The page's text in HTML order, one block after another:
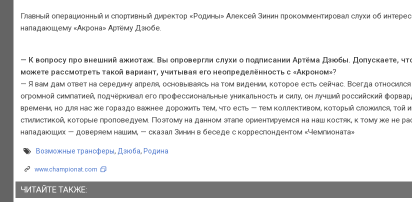
Главный операционный и спортивный директор «Родины» Алексей Зинин прокомментировал слухи об
нападающему «Акрона» Артёму Дзюбе.
— К вопросу про внешний ажиотаж. Вы опровергли слухи о подписании Артёма Дзюбы. Допускаете,
можете рассмотреть такой вариант, учитывая его неопределённость с «Акроном»?
— Я вам дам ответ на середину апреля, основываясь на том видении, которое есть сейчас. Всегда
огромной симпатией, подчёркивал его профессиональные уникальность и силу, он лучший российский
времени, но для нас же гораздо важнее дорожить тем, что есть — тем коллективом, который сложился, той
стилистикой, которые проповедуем. Поэтому на данном этапе ориентируемся на наш костяк, к тому же не
нападающих — доверяем нашим, — сказал Зинин в беседе с корреспондентом «Чемпионата»
Возможные трансферы, Дзюба, Родина
www.championat.com
ЧИТАЙТЕ ТАКЖЕ: